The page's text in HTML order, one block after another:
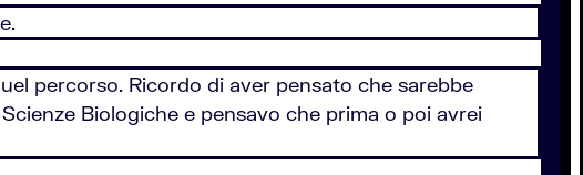
percorso. Ricordo di aver pensato che sarebbe
Biologiche e pensavo che prima o poi avrei